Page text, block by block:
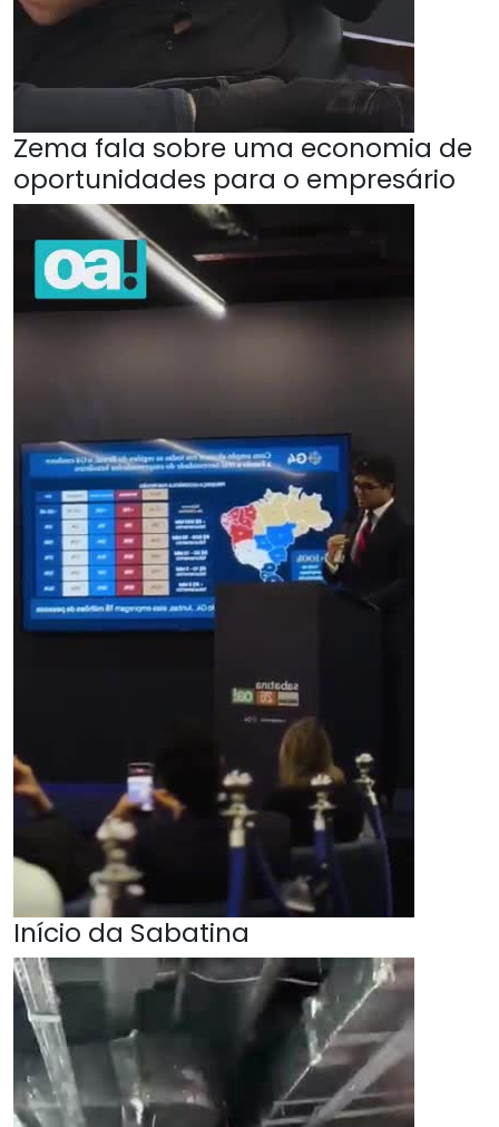
Zema fala sobre uma economia de
oportunidades para o empresário
Início da Sabatina